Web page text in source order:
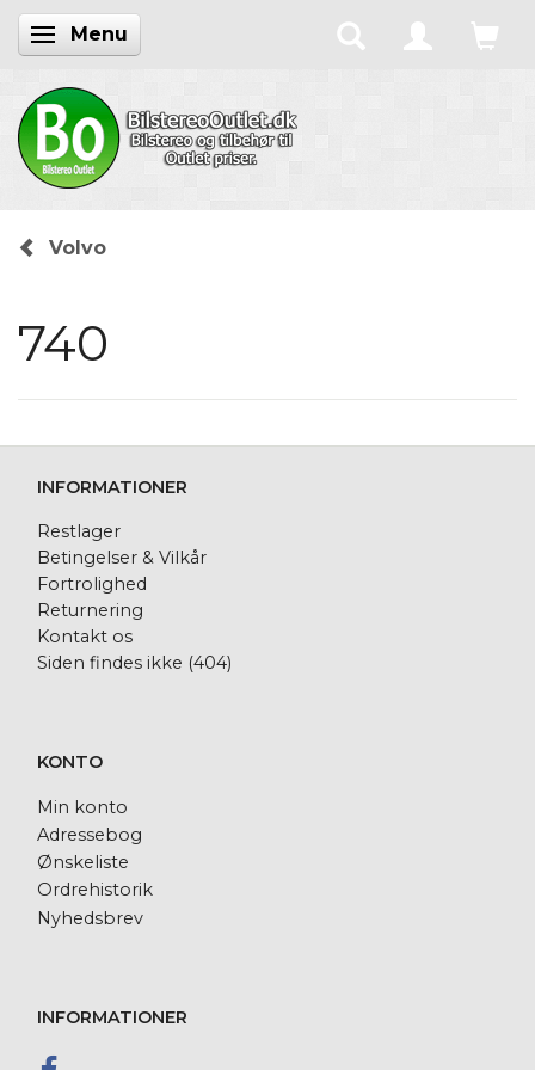
Skifte navigation
Menu
Volvo
740
INFORMATIONER
Restlager
Betingelser & Vilkår
Fortrolighed
Returnering
Kontakt os
Siden findes ikke (404)
KONTO
Min konto
Adressebog
Ønskeliste
Ordrehistorik
Nyhedsbrev
INFORMATIONER